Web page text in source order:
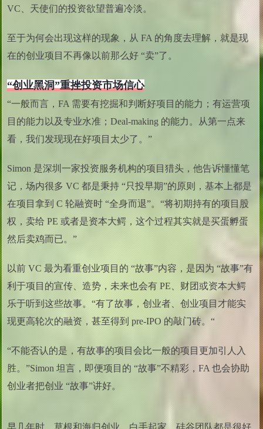
VC、天使们的投资欲望普遍冷淡。
至于为何会出现这样的现象，从 FA 的角度去理解，就是现
在的创业项目不再像以前那么好 “卖”了。
“创业黑洞”重挫投资市场信心
“一般而言，FA 需要有挖掘和判断好项目的能力；有运营项
目的能力以及专业水准；Deal-making 的能力。从第一点来
看，我们发现现在好项目太少了。”
Simon 是深圳一家投资服务机构的项目猎头，他告诉懂懂笔
记，场内很多 VC 都是秉持 “只投早期”的原则，基本上都是
在项目拿到 C 轮融资时 “全身而退”。“将初期持有的项目股
权，卖给 PE 或者是资本大鳄，这个过程其实就是买蛋孵蛋
然后卖鸡而已。”
以前 VC 最为看重创业项目的 “故事”内容，是因为 “故事”有
利于项目的宣传、造势，未来也会有 PE、财团或资本大鳄
乐于听到这些故事。“有了故事，创业者、创业项目才能实
现更高轮次的融资，甚至得到 pre-IPO 的敲门砖。“
“不能否认的是，有故事的项目会比一般的项目更加引人入
胜。”Simon 坦言，即便项目的 “故事”不精彩，FA 也会协助
创业者把创业 “故事”讲好。
早几年时，草根和海归创业、白手起家、硅谷团队都是很好